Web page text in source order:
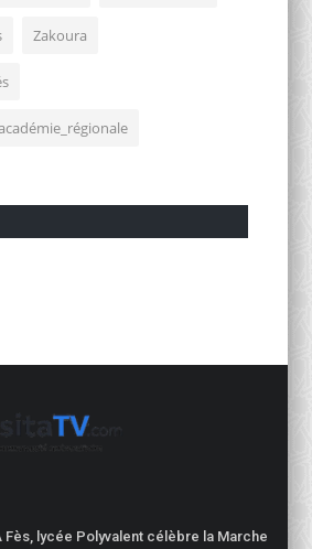
Zakoura
Fès, lycée Polyvalent célèbre la Marche